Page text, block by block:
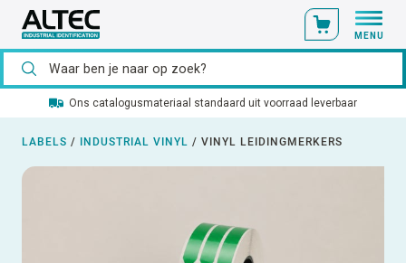
MENU
Ons catalogusmateriaal standaard uit voorraad leverbaar
LABELS / INDUSTRIAL VINYL / VINYL LEIDINGMERKERS